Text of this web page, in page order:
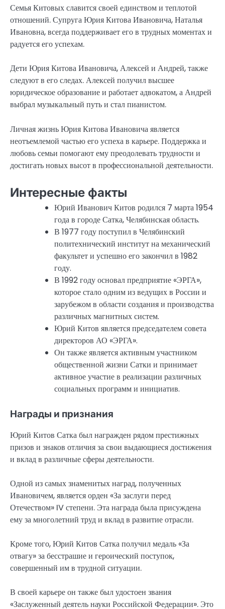
Семья Китовых славится своей единством и теплотой
отношений. Супруга Юрия Китова Ивановича, Наталья
Ивановна, всегда поддерживает его в трудных моментах и
радуется его успехам.
Дети Юрия Китова Ивановича, Алексей и Андрей, также
следуют в его следах. Алексей получил высшее
юридическое образование и работает адвокатом, а Андрей
выбрал музыкальный путь и стал пианистом.
Личная жизнь Юрия Китова Ивановича является
неотъемлемой частью его успеха в карьере. Поддержка и
любовь семьи помогают ему преодолевать трудности и
достигать новых высот в профессиональной деятельности.
Интересные факты
Юрий Иванович Китов родился 7 марта 1954
года в городе Сатка, Челябинская область.
В 1977 году поступил в Челябинский
политехнический институт на механический
факультет и успешно его закончил в 1982
году.
В 1992 году основал предприятие «ЭРГА»,
которое стало одним из ведущих в России и
зарубежом в области создания и производства
различных магнитных систем.
Юрий Китов является председателем совета
директоров АО «ЭРГА».
Он также является активным участником
общественной жизни Сатки и принимает
активное участие в реализации различных
социальных программ и инициатив.
Награды и признания
Юрий Китов Сатка был награжден рядом престижных
призов и знаков отличия за свои выдающиеся достижения
и вклад в различные сферы деятельности.
Одной из самых знаменитых наград, полученных
Ивановичем, является орден «За заслуги перед
Отечеством» IV степени. Эта награда была присуждена
ему за многолетний труд и вклад в развитие отрасли.
Кроме того, Юрий Китов Сатка получил медаль «За
отвагу» за бесстрашие и героический поступок,
совершенный им в трудной ситуации.
В своей карьере он также был удостоен звания
«Заслуженный деятель науки Российской Федерации». Это